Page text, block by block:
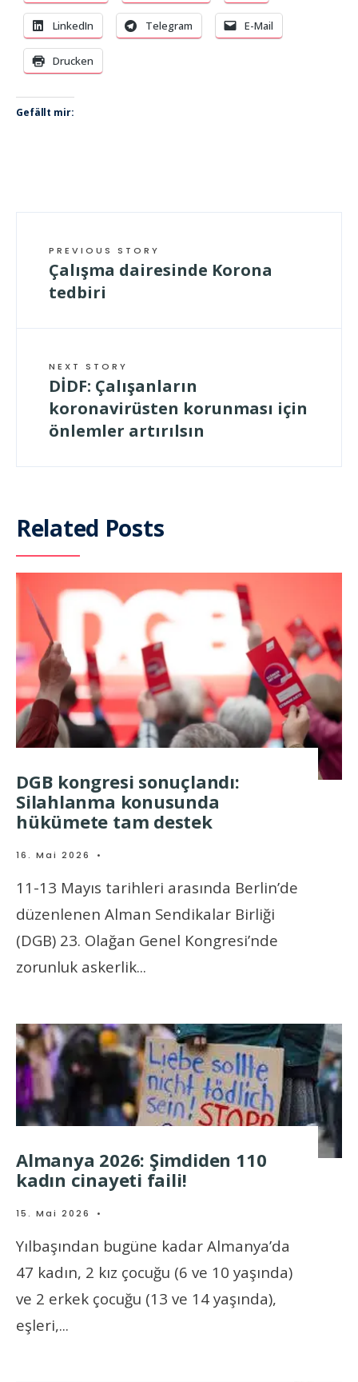
LinkedIn Telegram E-Mail
Drucken
Gefällt mir:
PREVIOUS STORY
Çalışma dairesinde Korona
tedbiri
NEXT STORY
DİDF: Çalışanların
koronavirüsten korunması için
önlemler artırılsın
Related Posts
DGB kongresi sonuçlandı:
Silahlanma konusunda
hükümete tam destek
16. Mai 2026 •
11-13 Mayıs tarihleri arasında Berlin’de
düzenlenen Alman Sendikalar Birliği
(DGB) 23. Olağan Genel Kongresi’nde
zorunluk askerlik...
Almanya 2026: Şimdiden 110
kadın cinayeti faili!
15. Mai 2026 •
Yılbaşından bugüne kadar Almanya’da
47 kadın, 2 kız çocuğu (6 ve 10 yaşında)
ve 2 erkek çocuğu (13 ve 14 yaşında),
eşleri,...